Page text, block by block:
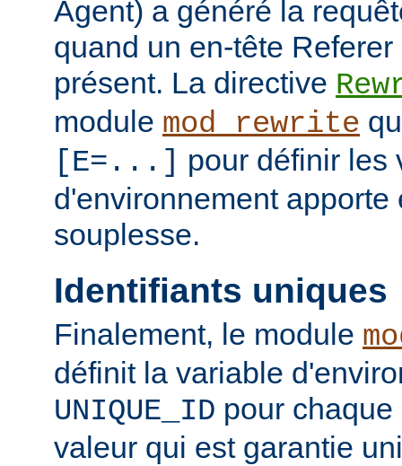
Agent) a généré la
quand un en-tête
présent. La directive
module mod_rewrite
[E=...] pour définir les
d'environnement apporte
souplesse.
Identifiants uniques
Finalement, le module
définit la variable
UNIQUE_ID pour
valeur qui est garantie